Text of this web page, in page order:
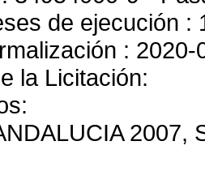
de ejecución :
:
la Licitación:
2007,